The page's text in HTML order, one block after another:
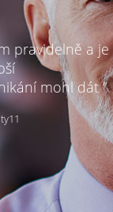
pravidelně a je
mohl dát ”